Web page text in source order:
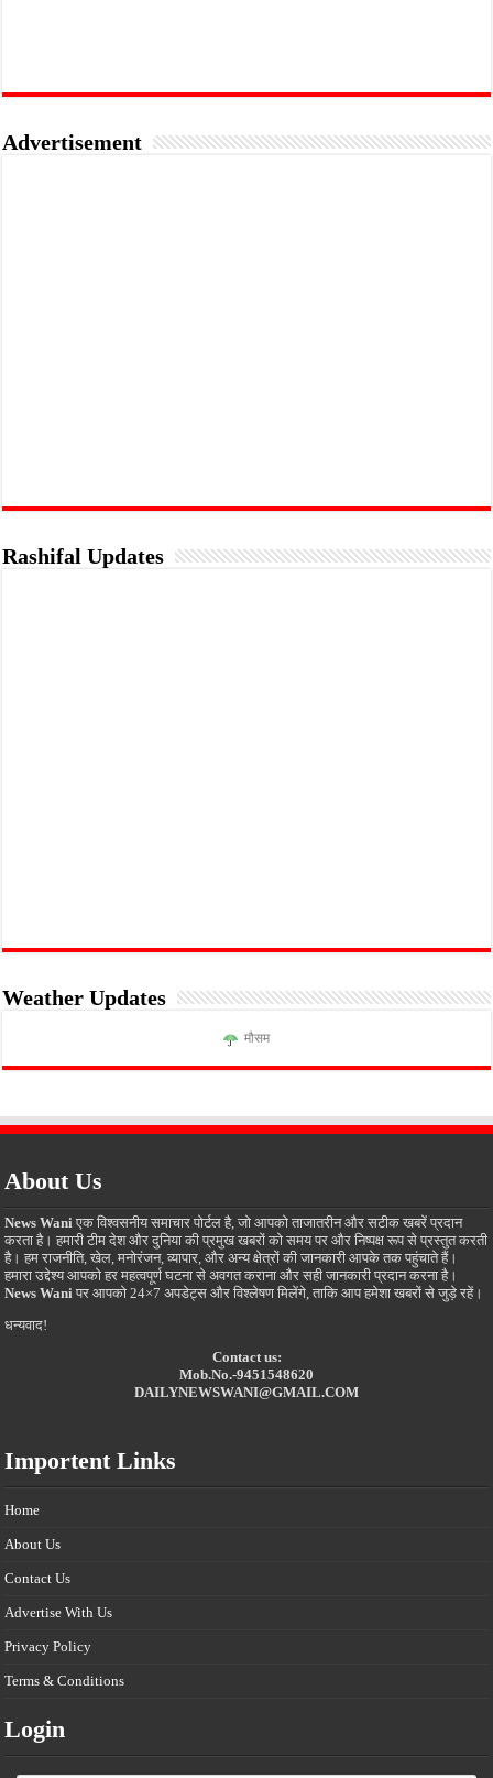
Advertisement
Rashifal Updates
Weather Updates
मौसम
About Us
News Wani एक विश्वसनीय समाचार पोर्टल है, जो आपको ताजातरीन और सटीक खबरें प्रदान
करता है। हमारी टीम देश और दुनिया की प्रमुख खबरों को समय पर और निष्पक्ष रूप से प्रस्तुत करती
है। हम राजनीति, खेल, मनोरंजन, व्यापार, और अन्य क्षेत्रों की जानकारी आपके तक पहुंचाते हैं।
हमारा उद्देश्य आपको हर महत्वपूर्ण घटना से अवगत कराना और सही जानकारी प्रदान करना है।
News Wani पर आपको 24×7 अपडेट्स और विश्लेषण मिलेंगे, ताकि आप हमेशा खबरों से जुड़े रहें।
धन्यवाद!
Contact us:
Mob.No.-9451548620
DAILYNEWSWANI@GMAIL.COM
Importent Links
Home
About Us
Contact Us
Advertise With Us
Privacy Policy
Terms & Conditions
Login